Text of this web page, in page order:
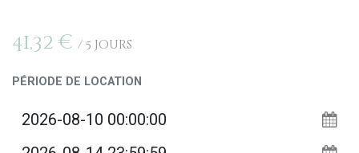
41,32€ /5 Jours
PÉRIODE DE LOCATION